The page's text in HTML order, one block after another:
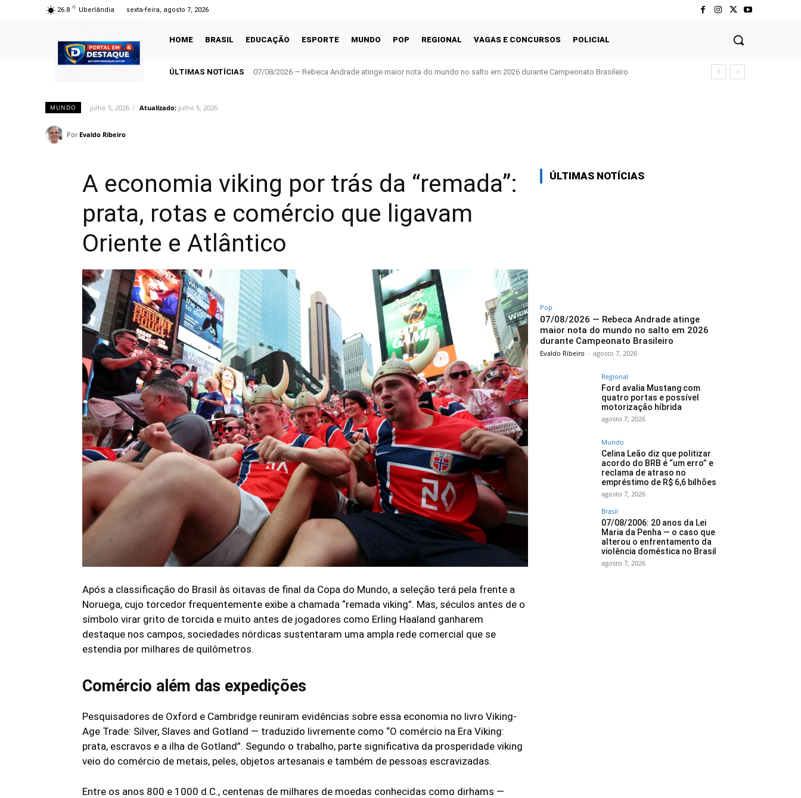
26.8 C Uberlândia sexta-feira, agosto 7, 2026
HOME BRASIL EDUCAÇÃO ESPORTE MUNDO POP REGIONAL VAGAS E CONCURSOS POLICIAL
ÚLTIMAS NOTÍCIAS 07/08/2026 — Rebeca Andrade atinge maior nota do mundo no salto em 2026 durante Campeonato Brasileiro
MUNDO julho 5, 2026 Atualizado: julho 5, 2026
Por Evaldo Ribeiro
A economia viking por trás da “remada”:
prata, rotas e comércio que ligavam
Oriente e Atlântico
Após a classificação do Brasil às oitavas de final da Copa do Mundo, a seleção terá pela frente a
Noruega, cujo torcedor frequentemente exibe a chamada “remada viking”. Mas, séculos antes de o
símbolo virar grito de torcida e muito antes de jogadores como Erling Haaland ganharem
destaque nos campos, sociedades nórdicas sustentaram uma ampla rede comercial que se
estendia por milhares de quilômetros.
Comércio além das expedições
Pesquisadores de Oxford e Cambridge reuniram evidências sobre essa economia no livro Viking-
Age Trade: Silver, Slaves and Gotland — traduzido livremente como “O comércio na Era Viking:
prata, escravos e a ilha de Gotland”. Segundo o trabalho, parte significativa da prosperidade viking
veio do comércio de metais, peles, objetos artesanais e também de pessoas escravizadas.
Entre os anos 800 e 1000 d.C., centenas de milhares de moedas conhecidas como dirhams —
ÚLTIMAS NOTÍCIAS
Pop
07/08/2026 — Rebeca Andrade atinge
maior nota do mundo no salto em 2026
durante Campeonato Brasileiro
Evaldo Ribeiro - agosto 7, 2026
Regional
Ford avalia Mustang com
quatro portas e possível
motorização híbrida
agosto 7, 2026
Mundo
Celina Leão diz que politizar
acordo do BRB é “um erro” e
reclama de atraso no
empréstimo de R$ 6,6 bilhões
agosto 7, 2026
Brasil
07/08/2006: 20 anos da Lei
Maria da Penha — o caso que
alterou o enfrentamento da
violência doméstica no Brasil
agosto 7, 2026